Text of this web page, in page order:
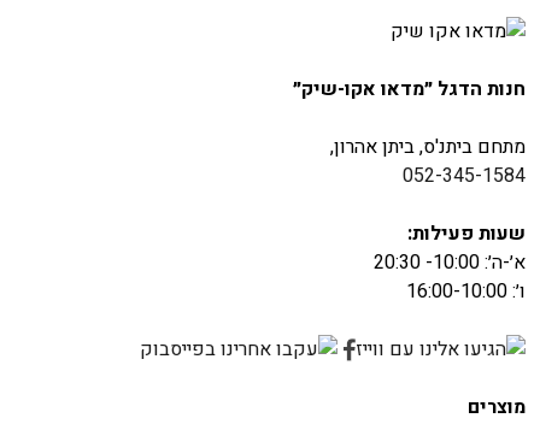
חנות הדגל ״מדאו אקו-שיק״
מתחם ביתנ'ס, ביתן אהרון,
052-345-1584
שעות פעילות:
א׳-ה׳: 10:00- 20:30
ו׳: 16:00-10:00
מוצרים